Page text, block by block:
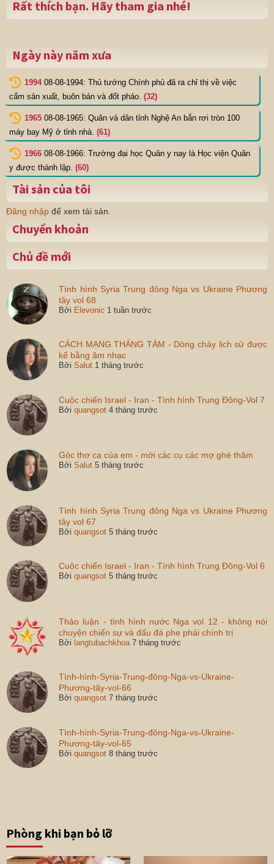
Rất thích bạn. Hãy tham gia nhé!
Ngày này năm xưa
1994 08-08-1994: Thủ tướng Chính phủ đã ra chỉ thị về việc
cấm sản xuất, buôn bán và đốt pháo. (32)
1965 08-08-1965: Quân và dân tỉnh Nghệ An bắn rơi tròn 100
máy bay Mỹ ở tỉnh nhà. (61)
1966 08-08-1966: Trường đại học Quân y nay là Học viện Quân
y được thành lập. (60)
Tài sản của tôi
Đăng nhập để xem tài sản.
Chuyển khoản
Chủ đề mới
Tình hình Syria Trung đông Nga vs Ukraine Phương
tây vol 68
Bởi Elevonic 1 tuần trước
CÁCH MẠNG THÁNG TÁM - Dòng chảy lịch sử được
kể bằng âm nhạc
BởiSalut 1 tháng trước
Cuộc chiến Israel - Iran - Tình hình Trung Đông-Vol 7
Bởiquangsot 4 tháng trước
Góc thơ ca của em - mời các cụ các mợ ghé thăm
BởiSalut 5 tháng trước
Tình hình Syria Trung đông Nga vs Ukraine Phương
tây vol 67
Bởiquangsot 5 tháng trước
Cuộc chiến Israel - Iran - Tình hình Trung Đông-Vol 6
Bởiquangsot 5 tháng trước
Thảo luận - tình hình nước Nga vol 12 - không nói
chuyện chiến sự và đấu đá phe phái chính trị
Bởi langtubachkhoa 7 tháng trước
Tình-hình-Syria-Trung-đông-Nga-vs-Ukraine-
Phương-tây-vol-66
Bởiquangsot 7 tháng trước
Tình-hình-Syria-Trung-đông-Nga-vs-Ukraine-
Phương-tây-vol-65
Bởiquangsot 8 tháng trước
Phòng khi bạn bỏ lỡ